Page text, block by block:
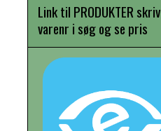
Link til PRODUKTER skriv
varenr i søg og se pris